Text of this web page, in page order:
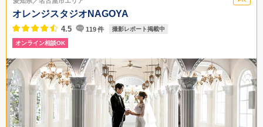
オレンジスタジオNAGOYA
4.5 119件 撮影レポート掲載中
オンライン相談OK